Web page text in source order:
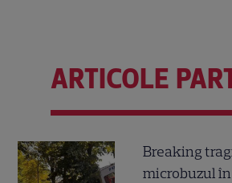
ARTICOLE
Breaking
microbuzul în